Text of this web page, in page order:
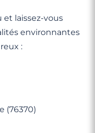
et laissez-vous
environnantes
:
(76370)